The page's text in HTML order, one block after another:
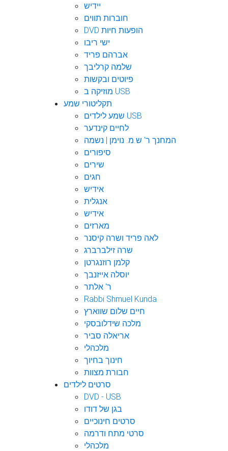
יידיש
חוברות תווים
DVD הופעות חיות
ישי ריבו
אברהם פריד
שלמה קרליבך
פיוטים ובקשות
מוזיקה ב USB
תקליטורי שמע
שמע לילדים USB
לחיים קינדער
המחנך ר' ש.מ. נוימן | נשמה
סיפורים
שירים
חגים
אידיש
אנגלית
אידיש
מארזים
לאה פריד ושרה קיסנר
שרה זילברברג
קלמן רוזנגרטן
יוסלה אייזנבך
ר' אלתר
Rabbi Shmuel Kunda
חיים שלום שווארץ
מלכה שידלובסקי
אריאלה סביר
מלכהלי
חינוך בחיוך
חבורת מצוות
סרטים לילדים
DVD - USB
בגן של דודו
סרטים חינוכיים
סרטי מתח ודרמה
מלכהלי